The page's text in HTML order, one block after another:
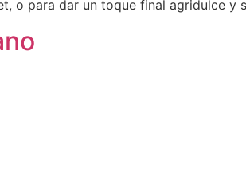
o para dar un toque final agridulce y